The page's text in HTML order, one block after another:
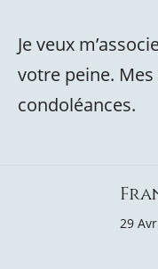
Je veux
votre peine.
condoléances.
29